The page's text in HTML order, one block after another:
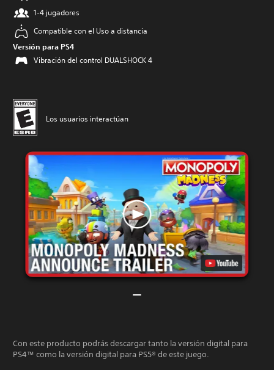
1-4 jugadores
Compatible con el Uso a distancia
Versión para PS4
Vibración del control DUALSHOCK 4
Los usuarios interactúan
Con este producto podrás descargar tanto la versión digital para
PS4™ como la versión digital para PS5® de este juego.